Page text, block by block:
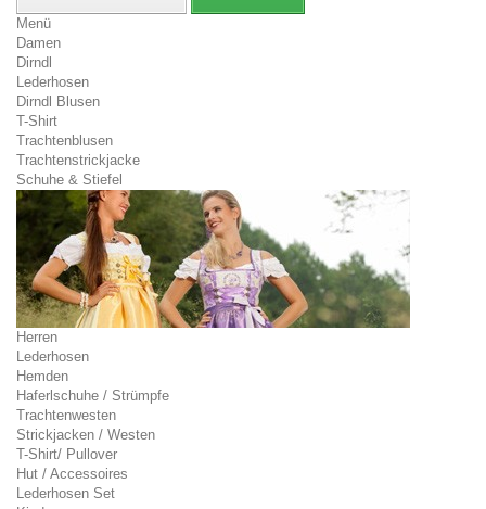
Menü
Damen
Dirndl
Lederhosen
Dirndl Blusen
T-Shirt
Trachtenblusen
Trachtenstrickjacke
Schuhe & Stiefel
Herren
Lederhosen
Hemden
Haferlschuhe / Strümpfe
Trachtenwesten
Strickjacken / Westen
T-Shirt/ Pullover
Hut / Accessoires
Lederhosen Set